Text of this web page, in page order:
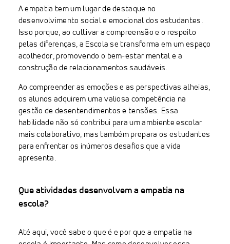
A empatia tem um lugar de destaque no
desenvolvimento social e emocional dos estudantes.
Isso porque, ao cultivar a compreensão e o respeito
pelas diferenças, a Escola se transforma em um espaço
acolhedor, promovendo o bem-estar mental e a
construção de relacionamentos saudáveis.
Ao compreender as emoções e as perspectivas alheias,
os alunos adquirem uma valiosa competência na
gestão de desentendimentos e tensões. Essa
habilidade não só contribui para um ambiente escolar
mais colaborativo, mas também prepara os estudantes
para enfrentar os inúmeros desafios que a vida
apresenta.
Que atividades desenvolvem a empatia na
escola?
Até aqui, você sabe o que é e por que a empatia na